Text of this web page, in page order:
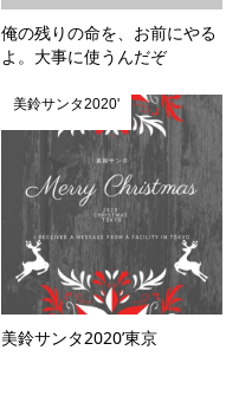
俺の残りの命を、お前にやる
よ。大事に使うんだぞ
美鈴サンタ2020'
美鈴サンタ2020’東京